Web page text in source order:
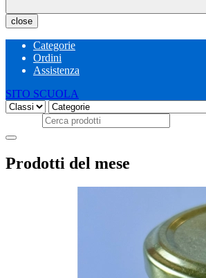
close
Categorie
Ordini
Assistenza
SITO SCUOLA
Prodotti del mese